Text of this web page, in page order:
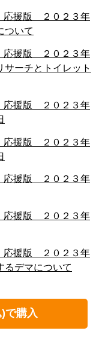
応援版 ２０２３年
ついて
応援版 ２０２３年
ーチとトイレット
応援版 ２０２３年
応援版 ２０２３年
応援版 ２０２３年
応援版 ２０２３年
応援版 ２０２３年
デマについて
で購入